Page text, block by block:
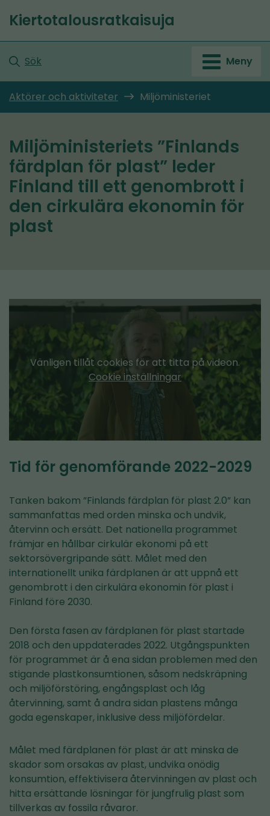
till
Startsida
Kiertotalousratkaisuja
Sök Meny
Aktörer och aktiviteter Miljöministeriet
Miljöministeriets ”Finlands
färdplan för plast” leder
Finland till ett genombrott i
den cirkulära ekonomin för
plast
Vänligen tillåt cookies för att titta på videon.
Cookie inställningar
Tid för genomförande 2022-2029
Tanken bakom ”Finlands färdplan för plast 2.0” kan
sammanfattas med orden minska och undvik,
återvinn och ersätt. Det nationella programmet
främjar en hållbar cirkulär ekonomi på ett
sektorsövergripande sätt. Målet med den
internationellt unika färdplanen är att uppnå ett
genombrott i den cirkulära ekonomin för plast i
Finland före 2030.
Den första fasen av färdplanen för plast startade
2018 och den uppdaterades 2022. Utgångspunkten
för programmet är å ena sidan problemen med den
stigande plastkonsumtionen, såsom nedskräpning
och miljöförstöring, engångsplast och låg
återvinning, samt å andra sidan plastens många
goda egenskaper, inklusive dess miljöfördelar.
Målet med färdplanen för plast är att minska de
skador som orsakas av plast, undvika onödig
konsumtion, effektivisera återvinningen av plast och
hitta ersättande lösningar för jungfrulig plast som
tillverkas av fossila råvaror.